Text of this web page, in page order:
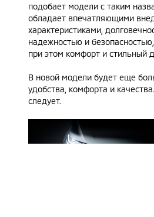
подобает модели с таким
обладает впечатляющими
характеристиками,
надежностью и
при этом комфорт и стильный
В новой модели будет еще
удобства, комфорта и
следует.